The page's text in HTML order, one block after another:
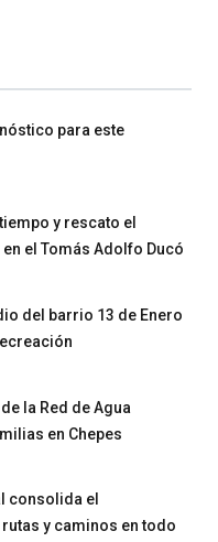
para este
y rescato el
el Tomás Adolfo Ducó
del barrio 13 de Enero
la Red de Agua
en Chepes
consolida el
y caminos en todo